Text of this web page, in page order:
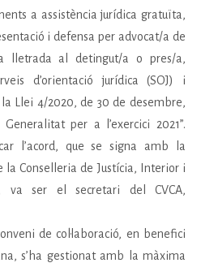
a assistència jurídica gratuïta,
i defensa per advocat/a de
lletrada al detingut/a o pres/a,
d’orientació jurídica (SOJ) i
Llei 4/2020, de 30 de desembre,
per a l’exercici 2021”.
l’acord, que se signa amb la
la Conselleria de Justícia, Interior i
va ser el secretari del CVCA,
de col·laboració, en benefici
s’ha gestionat amb la màxima